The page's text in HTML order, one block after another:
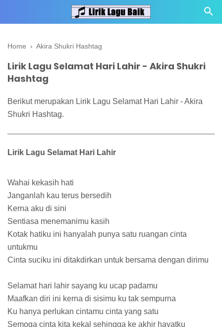
Home › Akira Shukri Hashtag
Lirik Lagu Selamat Hari Lahir - Akira Shukri
Hashtag
Berikut merupakan Lirik Lagu Selamat Hari Lahir - Akira
Shukri Hashtag.
Lirik Lagu Selamat Hari Lahir
Wahai kekasih hati
Janganlah kau terus bersedih
Kerna aku di sini
Sentiasa menemanimu kasih
Kotak hatiku ini hanyalah punya satu ruangan cinta
untukmu
Cinta suciku ini ditakdirkan untuk bersama dengan dirimu
Selamat hari lahir sayang ku ucap padamu
Maafkan diri ini kerna di sisimu ku tak sempurna
Ku hanya perlukan cintamu cinta yang satu
Semoga cinta kita kekal sehingga ke akhir hayatku